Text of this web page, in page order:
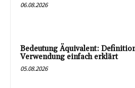
06.08.2026
Bedeutung Äquivalent:
Verwendung einfach erklärt
05.08.2026